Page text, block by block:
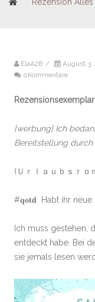
ElaA2B / August 3,
0Kommentare
Rezensionsexemplar
[werbung] Ich
Bereitstellung
(Ｕｒｌａｕｂｓｒｏ
#𝐪𝐨𝐭𝐝 Habt ihr neue
Ich muss gestehen,
entdeckt habe. Bei
sie jemals lesen